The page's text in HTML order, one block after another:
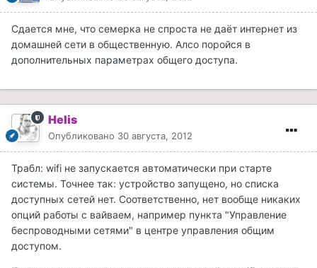
Сдается мне, что семерка не спроста не даёт интернет из
домашней сети в общественную. Алсо поройся в
дополнительных параметрах общего доступа.
Helis
Опубликовано 30 августа, 2012
Трабл: wifi не запускается автоматически при старте
системы. Точнее так: устройство запущено, но списка
доступных сетей нет. Соответственно, нет вообще никаких
опций работы с вайваем, например пункта "Управление
беспроводными сетями" в центре управления общим
доступом.